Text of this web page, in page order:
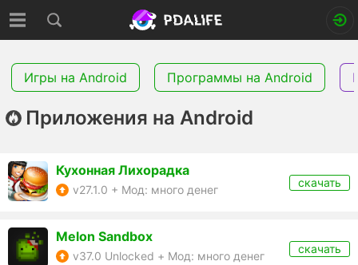
Игры на Android Программы на Android
Приложения на Android
Кухонная Лихорадка
v27.1.0 + Мод: много денег
скачать
Melon Sandbox
v37.0 Unlocked + Мод: много денег
скачать